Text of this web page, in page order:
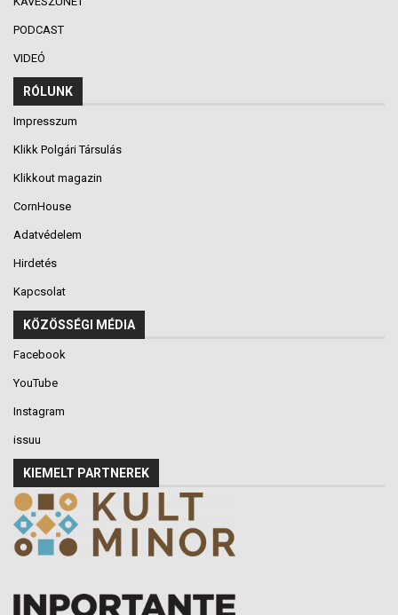
PODCAST
VIDEÓ
RÓLUNK
Impresszum
Klikk Polgári Társulás
Klikkout magazin
CornHouse
Adatvédelem
Hirdetés
Kapcsolat
KÖZÖSSÉGI MÉDIA
Facebook
YouTube
Instagram
issuu
KIEMELT PARTNEREK